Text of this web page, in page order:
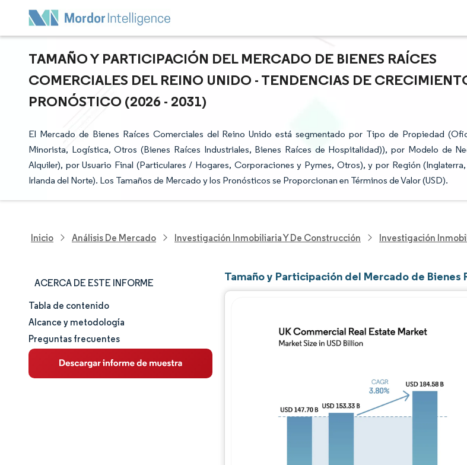
TAMAÑO Y PARTICIPACIÓN DEL MERCADO DE BIENES RAÍCES
COMERCIALES DEL REINO UNIDO - TENDENCIAS DE
PRONÓSTICO (2026 - 2031)
El Mercado de Bienes Raíces Comerciales del Reino Unido está segmentado por Tipo de Propiedad
Minorista, Logística, Otros (Bienes Raíces Industriales, Bienes Raíces de Hospitalidad)), por Modelo de
Alquiler), por Usuario Final (Particulares / Hogares, Corporaciones y Pymes, Otros), y por Región
Irlanda del Norte). Los Tamaños de Mercado y los Pronósticos se Proporcionan en Términos de Valor (USD).
Inicio Análisis De Mercado Investigación Inmobiliaria Y De Construcción Investigación
ACERCA DE ESTE INFORME
Tamaño y cuota de mercado
Análisis de mercado
Tendencias e ideas
Tabla de contenido
Alcance y metodología
Preguntas frecuentes
Tamaño y Participación del Mercado de
Imagen © Mordor Intelligence. El